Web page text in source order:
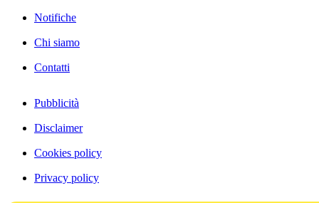
Notifiche
Chi siamo
Contatti
Pubblicità
Disclaimer
Cookies policy
Privacy policy